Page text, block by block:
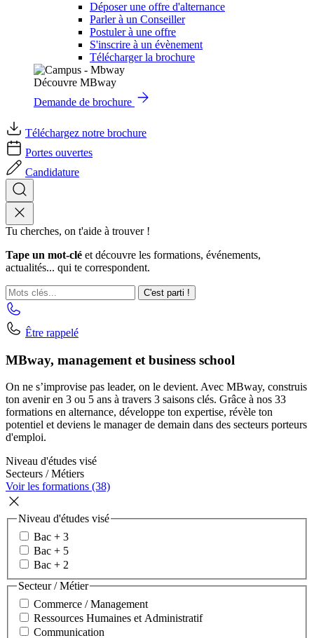
Déposer une offre d'alternance
Parler à un Conseiller
Postuler à une offre
S'inscrire à un évènement
Télécharger la brochure
Découvre MBway
Demande de brochure
Téléchargez notre brochure
Portes ouvertes
Candidature
Tu cherches, on t'aide à trouver !
Tape un mot-clé et découvre les formations, événements,
actualités... qui te correspondent.
C'est parti !
Être rappelé
MBway, management et business school
On ne s’improvise pas leader, on le devient. Avec MBway, construis
ton avenir en 3 ou 5 ans à travers 3 saisons clés. Grâce à nos 33
formations en alternance, développe ton expertise, révèle ton
potentiel et deviens le manager de demain dans des secteurs porteurs
d'emploi.
Niveau d'études visé
Secteurs / Métiers
Voir les formations (38)
Niveau d'études visé
Bac + 3
Bac + 5
Bac + 2
Secteur / Métier
Commerce / Management
Ressources Humaines et Administratif
Communication